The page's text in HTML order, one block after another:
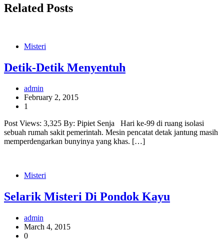
Related Posts
Misteri
Detik-Detik Menyentuh
admin
February 2, 2015
1
Post Views: 3,325 By: Pipiet Senja Hari ke-99 di ruang isolasi
sebuah rumah sakit pemerintah. Mesin pencatat detak jantung masih
memperdengarkan bunyinya yang khas. […]
Misteri
Selarik Misteri Di Pondok Kayu
admin
March 4, 2015
0